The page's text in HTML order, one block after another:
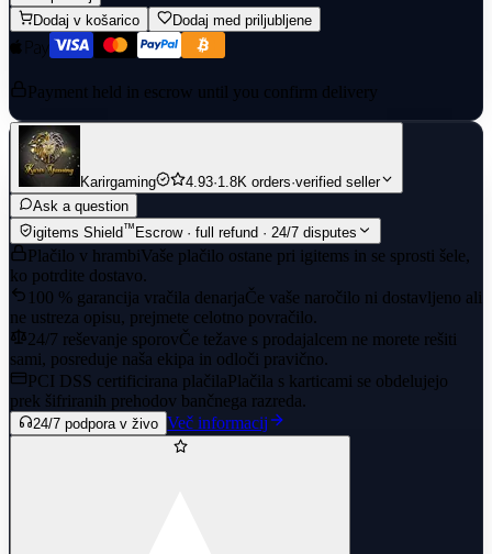
Dodaj v košarico
Dodaj med priljubljene
Payment held in escrow until you confirm delivery
Karirgaming 4.93·1.8K orders·verified seller
Ask a question
igitems Shield™ Escrow · full refund · 24/7 disputes
Plačilo v hrambiVaše plačilo ostane pri igitems in se sprosti šele,
ko potrdite dostavo.
100 % garancija vračila denarjaČe vaše naročilo ni dostavljeno ali
ne ustreza opisu, prejmete celotno povračilo.
24/7 reševanje sporovČe težave s prodajalcem ne morete rešiti
sami, posreduje naša ekipa in odloči pravično.
PCI DSS certificirana plačilaPlačila s karticami se obdelujejo
prek šifriranih prehodov bančnega razreda.
24/7 podpora v živo Več informacij